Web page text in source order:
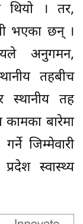
थियो । तर,
भएका छन् ।
अनुगमन,
तहबीच
स्थानीय तह
कामका बारेमा
जिम्मेवारी
स्वास्थ्य